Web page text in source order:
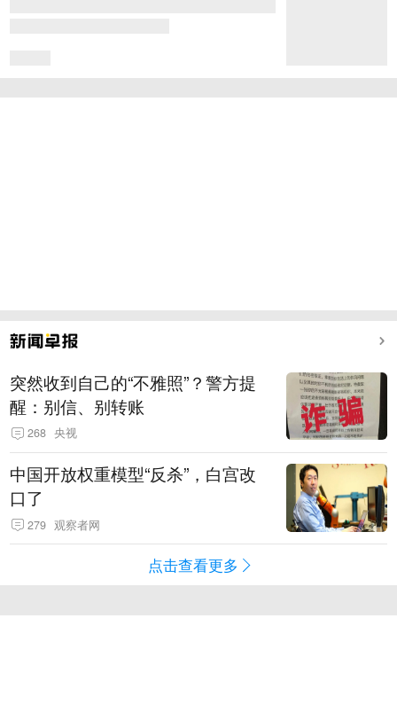
突然收到自己的“不雅照”？警方提
醒：别信、别转账
268 央视
中国开放权重模型“反杀”，白宫改
口了
279 观察者网
点击查看更多